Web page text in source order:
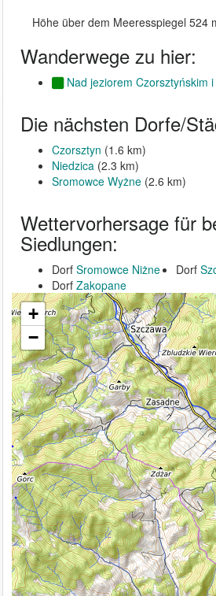
Höhe über dem Meeresspiegel 524
Wanderwege zu hier:
Nad jeziorem Czorsztyńskim
Die nächsten Dorfe/
Czorsztyn (1.6 km)
Niedzica (2.3 km)
Sromowce Wyżne (2.6 km)
Wettervorhersage für
Siedlungen:
Dorf Sromowce Niżne Dorf
Dorf Zakopane
+
−